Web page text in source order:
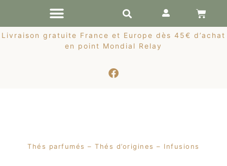
Livraison gratuite France et Europe dès 45€ d’achat
en point Mondial Relay
Thés parfumés – Thés d’origines – Infusions